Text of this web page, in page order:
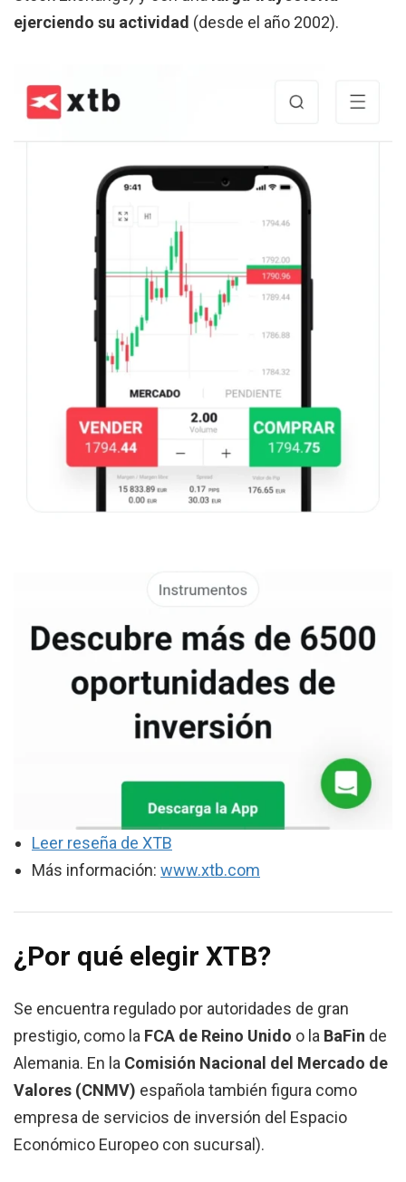
ejerciendo su actividad (desde el año 2002).
Leer reseña de XTB
Más información: www.xtb.com
¿Por qué elegir XTB?
Se encuentra regulado por autoridades de gran
prestigio, como la FCA de Reino Unido o la BaFin de
Alemania. En la Comisión Nacional del Mercado de
Valores (CNMV) española también figura como
empresa de servicios de inversión del Espacio
Económico Europeo con sucursal).